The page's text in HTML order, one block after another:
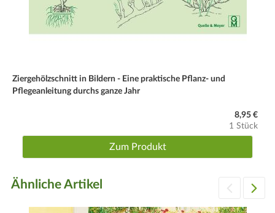
Ziergehölzschnitt in Bildern - Eine praktische Pflanz- und
Pflegeanleitung durchs ganze Jahr
8,95 €
1 Stück
Zum Produkt
Ähnliche Artikel